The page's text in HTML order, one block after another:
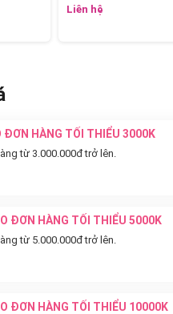
Liên hệ
ĐƠN HÀNG TỐI THIỂU 3000K
từ 3.000.000đ trở lên.
ĐƠN HÀNG TỐI THIỂU 5000K
từ 5.000.000đ trở lên.
ĐƠN HÀNG TỐI THIỂU 10000K